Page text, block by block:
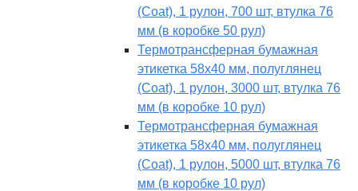
(Coat), 1 рулон, 700 шт, втулка 76
мм (в коробке 50 рул)
Термотрансферная бумажная
этикетка 58х40 мм, полуглянец
(Coat), 1 рулон, 3000 шт, втулка 76
мм (в коробке 10 рул)
Термотрансферная бумажная
этикетка 58х40 мм, полуглянец
(Coat), 1 рулон, 5000 шт, втулка 76
мм (в коробке 10 рул)